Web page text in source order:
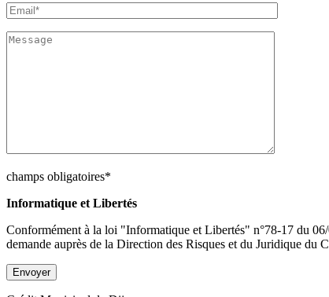
champs obligatoires*
Informatique et Libertés
Conformément à la loi "Informatique et Libertés" n°78-17 du
demande auprès de la Direction des Risques et du Juridique du